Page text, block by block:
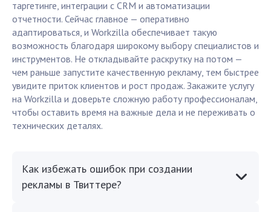
таргетинге, интеграции с CRM и автоматизации
отчетности. Сейчас главное — оперативно
адаптироваться, и Workzilla обеспечивает такую
возможность благодаря широкому выбору специалистов и
инструментов. Не откладывайте раскрутку на потом —
чем раньше запустите качественную рекламу, тем быстрее
увидите приток клиентов и рост продаж. Закажите услугу
на Workzilla и доверьте сложную работу профессионалам,
чтобы оставить время на важные дела и не переживать о
технических деталях.
Как избежать ошибок при создании
рекламы в Твиттере?